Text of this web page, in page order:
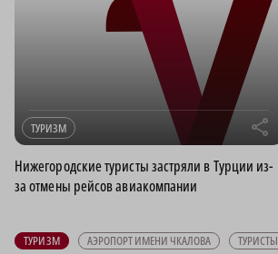
ТУРИЗМ r
Нижегородские туристы застряли в Турции из-
за отмены рейсов авиакомпании
ТУРИЗМ АЭРОПОРТ ИМЕНИ ЧКАЛОВА ТУРИСТЫ